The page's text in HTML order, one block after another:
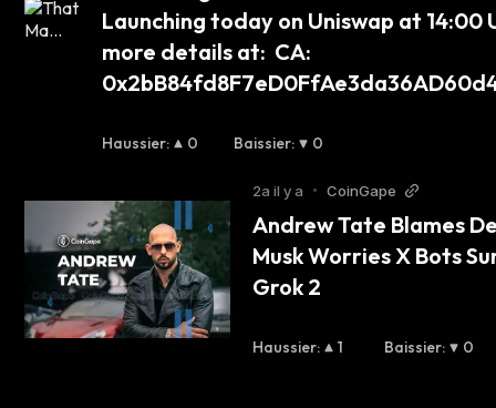
Launching today on Uniswap at 14:00
more details at:  CA:
Haussier: 0 Baissier: 0
2a il y a • CoinGape
Andrew Tate Blames
Musk Worries X Bots
Grok 2
Haussier: 1 Baissier: 0